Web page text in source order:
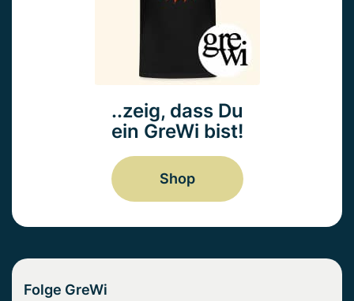
..zeig, dass Du
ein GreWi bist!
Shop
Folge GreWi